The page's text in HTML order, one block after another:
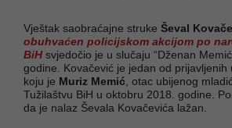
Vještak saobraćajne struke Ševal
obuhvaćen policijskom akcijom po
BiH svjedočio je u slučaju “Dženan
godine. Kovačević je jedan od prijavljenih
koju je Muriz Memić , otac ubijenog
Tužilaštvu BiH u oktobru 2018. godine.
da je nalaz Ševala Kovačevića lažan.